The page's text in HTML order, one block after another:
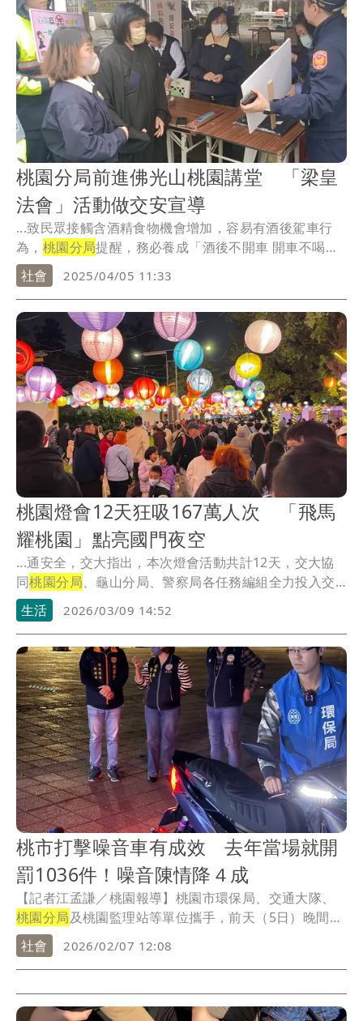
桃園分局前進佛光山桃園講堂 「梁皇
法會」活動做交安宣導
...致民眾接觸含酒精食物機會增加，容易有酒後駕車行
為， 桃園分局提醒，務必養成「酒後不開車 開車不喝
酒」的...
社會 2025/04/05 11:33
桃園燈會12天狂吸167萬人次 「飛馬
耀桃園」點亮國門夜空
...通安全，交大指出，本次燈會活動共計12天，交大協
同桃園分局、龜山分局、警察局各任務編組全力投入交
通疏...
生活 2026/03/09 14:52
桃市打擊噪音車有成效 去年當場就開
罰1036件！噪音陳情降４成
【記者江孟謙／桃園報導】桃園市環保局、交通大隊、
桃園分局及桃園監理站等單位攜手，前天（5日）晚間在
風...
社會 2026/02/07 12:08